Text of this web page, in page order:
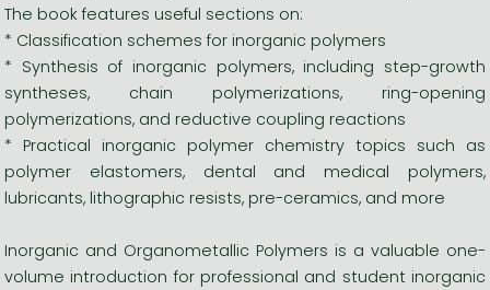
The book features useful sections on:
* Classification schemes for inorganic polymers
* Synthesis of inorganic polymers, including step-growth
syntheses, chain polymerizations, ring-opening
polymerizations, and reductive coupling reactions
* Practical inorganic polymer chemistry topics such as
polymer elastomers, dental and medical polymers,
lubricants, lithographic resists, pre-ceramics, and more
Inorganic and Organometallic Polymers is a valuable one-
volume introduction for professional and student inorganic